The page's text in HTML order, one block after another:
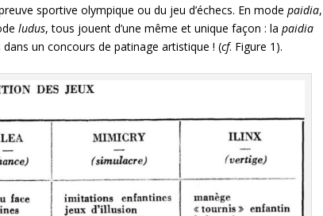
sportive olympique ou du jeu d’échecs. En modepaidia,
ludus, tous jouent d’une même et unique façon : lapaidia
un concours de patinage artistique ! (cf. Figure 1).